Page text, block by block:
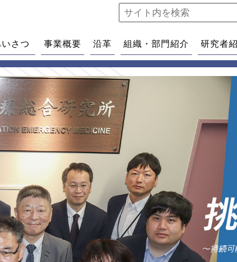
いさつ 事業概要 沿革 組織・部門紹介 研究者